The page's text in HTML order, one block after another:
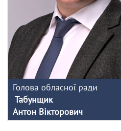
Голова обласної ради
Табунщик
Антон Вікторович